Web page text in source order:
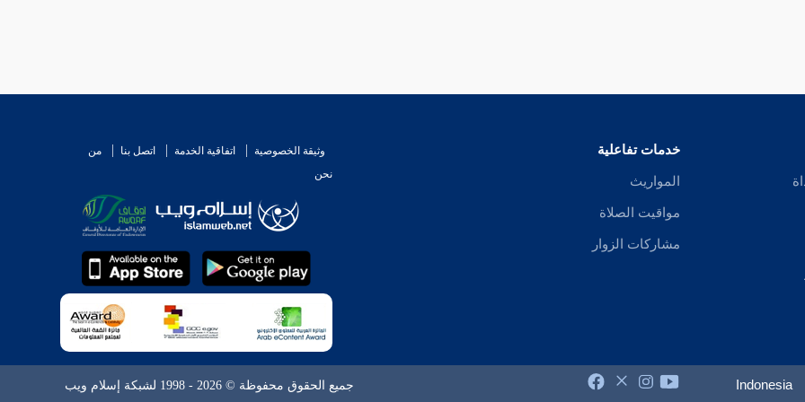
خدمات تفاعلية
المواريث
مواقيت الصلاة
مشاركات الزوار
وثيقة الخصوصية اتفاقية الخدمة اتصل بنا
من
نحن
Indonesia جميع الحقوق محفوظة © 2026 - 1998 لشبكة إسلام ويب